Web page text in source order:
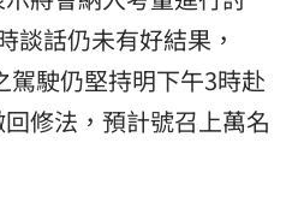
談話仍未有好結果，
駛仍堅持明下午3時赴
修法，預計號召上萬名